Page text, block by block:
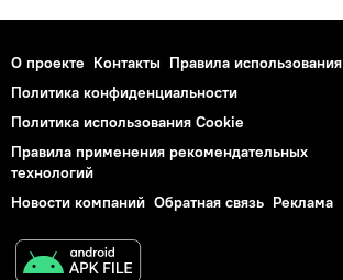
О проекте Контакты Правила использования
Политика конфиденциальности
Политика использования Cookie
Правила применения рекомендательных
технологий
Новости компаний Обратная связь Реклама